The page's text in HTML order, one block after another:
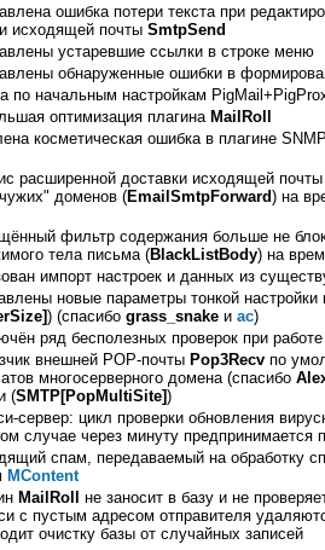
ошибка потери текста при
исходящей почты SmtpSend
устаревшие ссылки в строке меню
обнаруженные ошибки в
по начальным настройкам
оптимизация плагина MailRoll
косметическая ошибка в плагине
расширенной доставки исходящей почты
доменов (EmailSmtpForward) на
фильтр содержания больше не
тела письма (BlackListBody) на
импорт настроек и данных из
новые параметры тонкой настройки
) (спасибо grass_snake и ac)
ряд бесполезных проверок при
внешней POP-почты Pop3Recv по
многосерверного домена (спасибо
(SMTP[PopMultiSite])
сервер: цикл проверки обновления
случае через минуту предпринимается
спам, передаваемый на обработку
MContent
MailRoll не заносит в базу и не
с пустым адресом отправителя
очистку базы от случайных записей